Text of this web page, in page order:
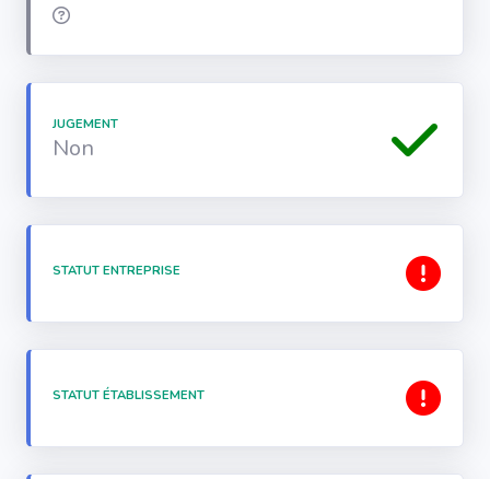
JUGEMENT
Non
STATUT ENTREPRISE
STATUT ÉTABLISSEMENT